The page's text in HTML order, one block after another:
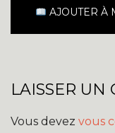
AJOUTER À
LAISSER UN
Vous devez vous